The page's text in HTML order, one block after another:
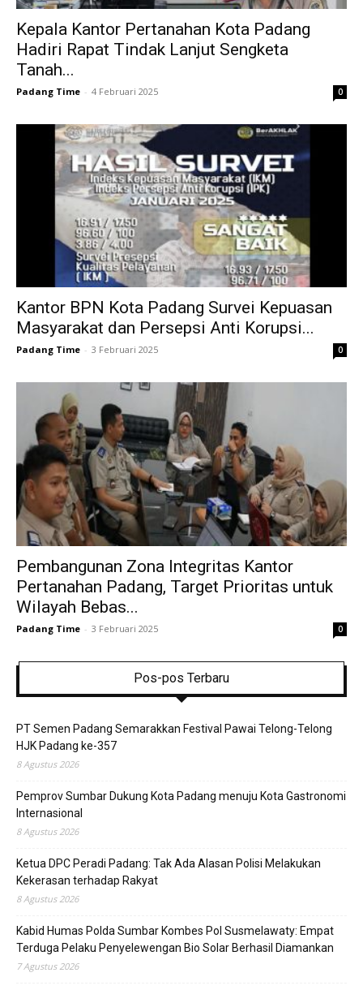
Kepala Kantor Pertanahan Kota Padang
Hadiri Rapat Tindak Lanjut Sengketa
Tanah...
Padang Time - 4 Februari 2025 0
Kantor BPN Kota Padang Survei Kepuasan
Masyarakat dan Persepsi Anti Korupsi...
Padang Time - 3 Februari 2025 0
Pembangunan Zona Integritas Kantor
Pertanahan Padang, Target Prioritas untuk
Wilayah Bebas...
Padang Time - 3 Februari 2025 0
Pos-pos Terbaru
PT Semen Padang Semarakkan Festival Pawai Telong-Telong
HJK Padang ke-357
8 Agustus 2026
Pemprov Sumbar Dukung Kota Padang menuju Kota Gastronomi
Internasional
8 Agustus 2026
Ketua DPC Peradi Padang: Tak Ada Alasan Polisi Melakukan
Kekerasan terhadap Rakyat
8 Agustus 2026
Kabid Humas Polda Sumbar Kombes Pol Susmelawaty: Empat
Terduga Pelaku Penyelewengan Bio Solar Berhasil Diamankan
7 Agustus 2026